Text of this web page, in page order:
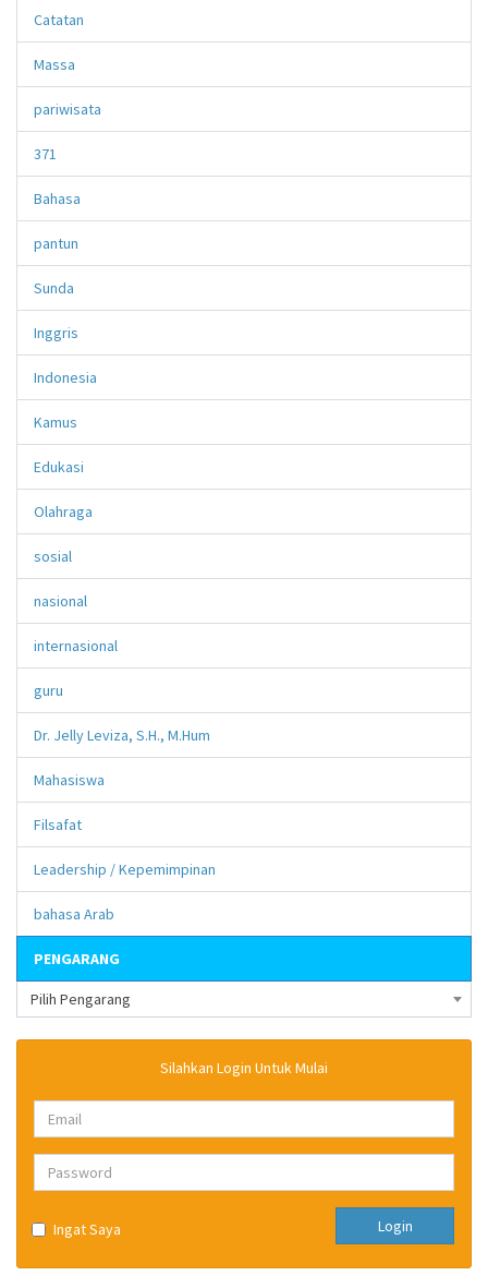
Catatan
Massa
pariwisata
371
Bahasa
pantun
Sunda
Inggris
Indonesia
Kamus
Edukasi
Olahraga
sosial
nasional
internasional
guru
Dr. Jelly Leviza, S.H., M.Hum
Mahasiswa
Filsafat
Leadership / Kepemimpinan
bahasa Arab
PENGARANG
Pilih Pengarang
Silahkan Login Untuk Mulai
Ingat Saya Login